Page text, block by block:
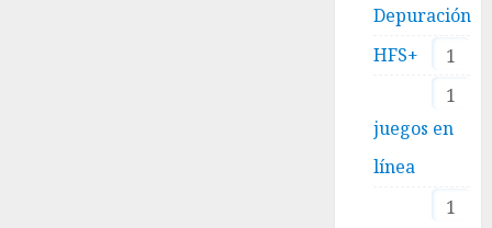
Depuración
1
HFS+
1
juegos en
línea
1